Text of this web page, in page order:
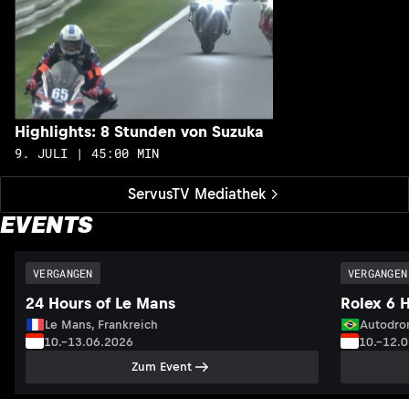
ServusTV Mediathek
Highlights: 8 Stunden von Suzuka
9. JULI | 45:00 MIN
EVENTS
VERGANGEN
24 Hours of Le Mans
Le Mans, Frankreich
10.–13.06.2026
Zum Event
VERGANGEN
Rolex 6